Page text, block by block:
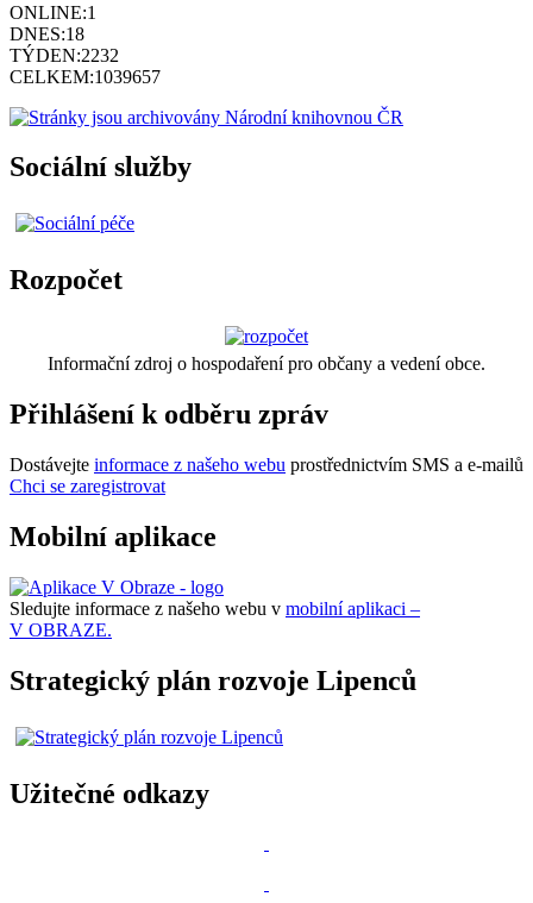
ONLINE:1
DNES:18
TÝDEN:2232
CELKEM:1039657
Sociální služby
Rozpočet
Informační zdroj o hospodaření pro občany a vedení obce.
Přihlášení k odběru zpráv
Dostávejte informace z našeho webu prostřednictvím SMS a e-mailů
Chci se zaregistrovat
Mobilní aplikace
Sledujte informace z našeho webu v mobilní aplikaci –
V OBRAZE.
Strategický plán rozvoje Lipenců
Užitečné odkazy